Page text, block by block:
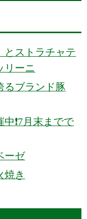
とストラチャテ
リーニ
るブランド豚
❗️7月末までで
ーゼ
焼き